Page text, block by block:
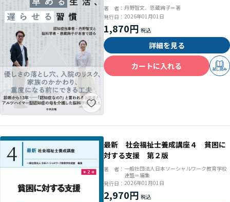
著 者： 丹野智文、恩蔵絢子＝著
発行日： 2026年01月01日
1,870円
詳細を見る
カートに入れる
試し読み
最新 社会福祉士養成講座４ 貧困に
対する支援 第２版
著 者： 一般社団法人日本ソーシャルワーク教育学校
連盟＝編集
発行日： 2026年01月01日
2,970円